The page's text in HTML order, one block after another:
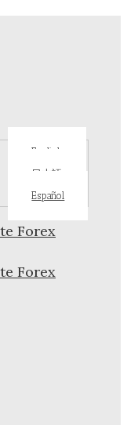
English
日本語
Español